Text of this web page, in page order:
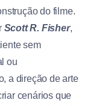
do filme.
Scott R. Fisher,
sem
ou
a direção de arte
cenários que